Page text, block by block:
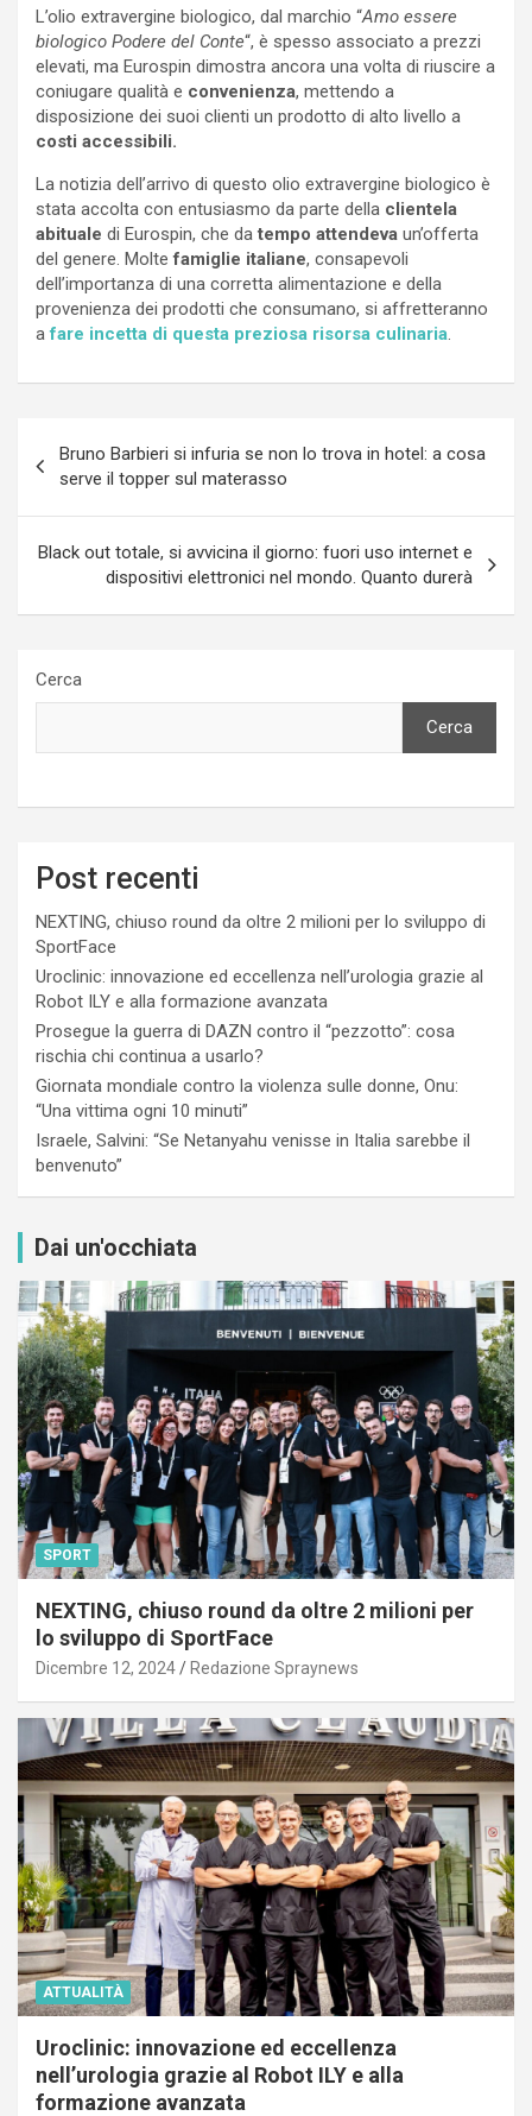
L’olio extravergine biologico, dal marchio “Amo essere
biologico Podere del Conte“, è spesso associato a prezzi
elevati, ma Eurospin dimostra ancora una volta di riuscire a
coniugare qualità e convenienza, mettendo a
disposizione dei suoi clienti un prodotto di alto livello a
costi accessibili.
La notizia dell’arrivo di questo olio extravergine biologico è
stata accolta con entusiasmo da parte della clientela
abituale di Eurospin, che datempo attendeva un’offerta
del genere. Moltefamiglie italiane, consapevoli
dell’importanza di una corretta alimentazione e della
provenienza dei prodotti che consumano, si affretteranno
afare incetta di questa preziosa risorsa culinaria.
articoli
Bruno Barbieri si infuria se non lo trova in hotel: a cosa
serve il topper sul materasso
Black out totale, si avvicina il giorno: fuori uso internet e
dispositivi elettronici nel mondo. Quanto durerà
Cerca
Cerca
Post recenti
NEXTING, chiuso round da oltre 2 milioni per lo sviluppo di
SportFace
Uroclinic: innovazione ed eccellenza nell’urologia grazie al
Robot ILY e alla formazione avanzata
Prosegue la guerra di DAZN contro il “pezzotto”: cosa
rischia chi continua a usarlo?
Giornata mondiale contro la violenza sulle donne, Onu:
“Una vittima ogni 10 minuti”
Israele, Salvini: “Se Netanyahu venisse in Italia sarebbe il
benvenuto”
Dai un'occhiata
SPORT
NEXTING, chiuso round da oltre 2 milioni per
lo sviluppo di SportFace
Dicembre 12, 2024 Redazione Spraynews
ATTUALITÀ
Uroclinic: innovazione ed eccellenza
nell’urologia grazie al Robot ILY e alla
formazione avanzata